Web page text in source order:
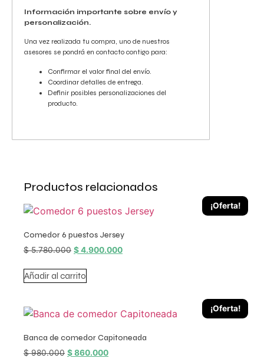
Información importante sobre envío y
personalización.
Una vez realizada tu compra, uno de nuestros
asesores se pondrá en contacto contigo para:
Confirmar el valor final del envío.
Coordinar detalles de entrega.
Definir posibles personalizaciones del
producto.
Productos relacionados
¡Oferta!
Comedor 6 puestos Jersey
$5.780.000 $4.900.000
Añadir al carrito
¡Oferta!
Banca de comedor Capitoneada
$980.000 $860.000